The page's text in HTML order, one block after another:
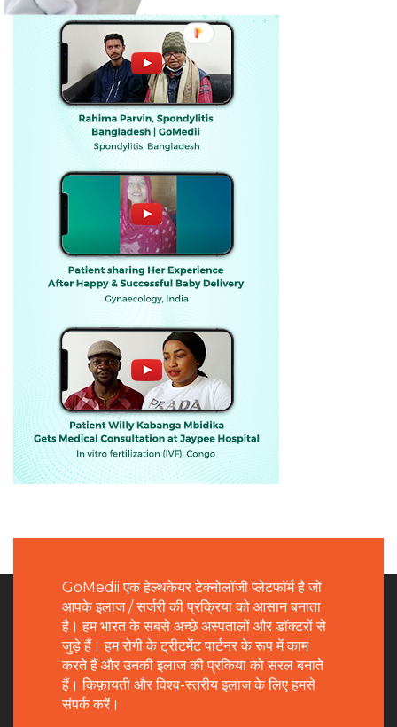
GoMedii एक हेल्थकेयर टेक्नोलॉजी प्लेटफॉर्म है जो
आपके इलाज / सर्जरी की प्रक्रिया को आसान बनाता
है। हम भारत के सबसे अच्छे अस्पतालों और डॉक्टरों से
जुड़े हैं। हम रोगी के ट्रीटमेंट पार्टनर के रूप में काम
करते हैं और उनकी इलाज की प्रकिया को सरल बनाते
हैं। किफ़ायती और विश्व-स्तरीय इलाज के लिए हमसे
संपर्क करें।